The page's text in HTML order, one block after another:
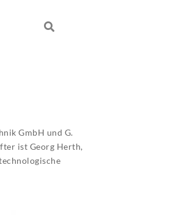
GmbH und G.
ist Georg Herth,